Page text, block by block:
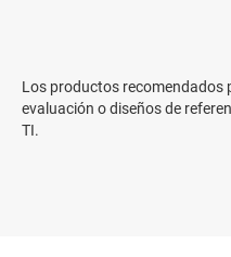
Los productos recomendados
evaluación o diseños de
TI.